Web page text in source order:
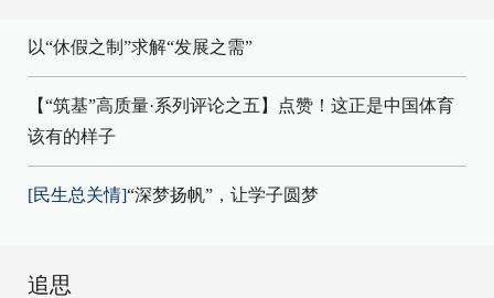
以“休假之制”求解“发展之需”
【“筑基”高质量·系列评论之五】点赞！这正是中国体育
该有的样子
[民生总关情]“深梦扬帆”，让学子圆梦
追思